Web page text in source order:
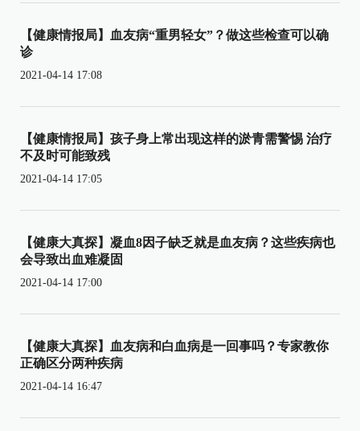
【健康情报局】血友病“重男轻女”？做这些检查可以确
诊
2021-04-14 17:08
【健康情报局】孩子身上常出现这样的淤青需警惕 治疗
不及时可能致残
2021-04-14 17:05
【健康大真探】凝血8因子缺乏就是血友病？这些疾病也
会导致出血难凝固
2021-04-14 17:00
【健康大真探】血友病和白血病是一回事吗？专家教你
正确区分两种疾病
2021-04-14 16:47